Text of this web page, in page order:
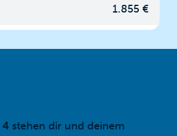
1.855 €
4 stehen dir und deinem